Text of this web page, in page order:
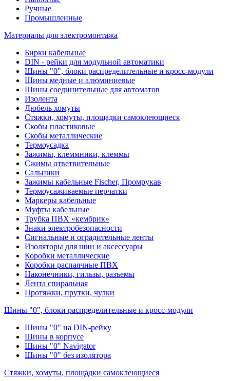
Ручные
Промышленные
Материалы для электромонтажа
Бирки кабельные
DIN - рейки для модульной автоматики
Шины "0", блоки распределительные и кросс-модули
Шины медные и алюминиевые
Шины соединительные для автоматов
Изолента
Дюбель хомуты
Стяжки, хомуты, площадки самоклеющиеся
Скобы пластиковые
Скобы металлические
Термоусадка
Зажимы, клеммники, клеммы
Сжимы ответвительные
Сальники
Зажимы кабельные Fischer, Промрукав
Термоусаживаемые перчатки
Маркеры кабельные
Муфты кабельные
Трубка ПВХ «кембрик»
Знаки электробезопасности
Сигнальные и оградительные ленты
Изоляторы для шин и аксессуары
Коробки металлические
Коробки распаячные ПВХ
Наконечники, гильзы, разъемы
Лента спиральная
Протяжки, прутки, чулки
Шины "0", блоки распределительные и кросс-модули
Шины "0" на DIN-рейку
Шины в корпусе
Шины "0" Navigator
Шины "0" без изолятора
Стяжки, хомуты, площадки самоклеющиеся